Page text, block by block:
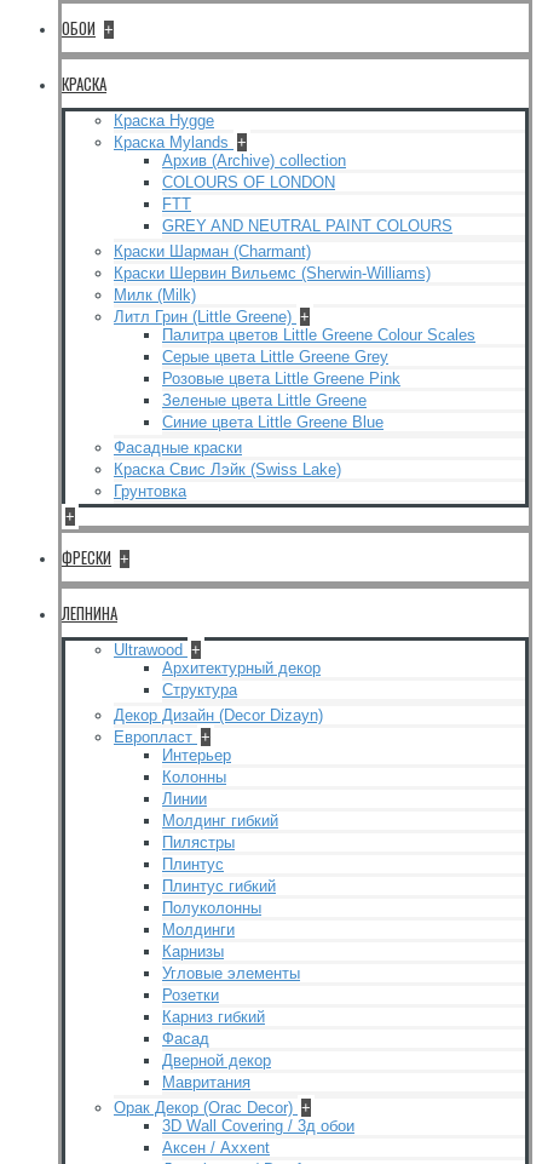
ОБОИ +
КРАСКА
Краска Hygge
Краска Mylands +
Архив (Archive) collection
COLOURS OF LONDON
FTT
GREY AND NEUTRAL PAINT COLOURS
Краски Шарман (Charmant)
Краски Шервин Вильемс (Sherwin-Williams)
Милк (Milk)
Литл Грин (Little Greene) +
Палитра цветов Little Greene Colour Scales
Серые цвета Little Greene Grey
Розовые цвета Little Greene Pink
Зеленые цвета Little Greene
Синие цвета Little Greene Blue
Фасадные краски
Краска Свис Лэйк (Swiss Lake)
Грунтовка
+
ФРЕСКИ +
ЛЕПНИНА
Ultrawood +
Архитектурный декор
Структура
Декор Дизайн (Decor Dizayn)
Европласт +
Интерьер
Колонны
Линии
Молдинг гибкий
Пилястры
Плинтус
Плинтус гибкий
Полуколонны
Молдинги
Карнизы
Угловые элементы
Розетки
Карниз гибкий
Фасад
Дверной декор
Мавритания
Орак Декор (Orac Decor) +
3D Wall Covering / 3д обои
Аксен / Axxent